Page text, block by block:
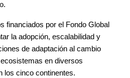
financiados por el Fondo Global
la adopción, escalabilidad y
de adaptación al cambio
en diversos
los cinco continentes.